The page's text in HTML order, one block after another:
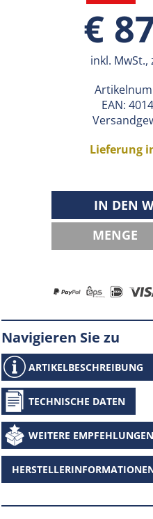
€
inkl. MwSt.,
EAN:
Lieferung
IN DEN
MENGE
Navigieren Sie zu
ARTIKELBESCHREIBUNG
TECHNISCHE DATEN
WEITERE EMPFEHLUNGEN